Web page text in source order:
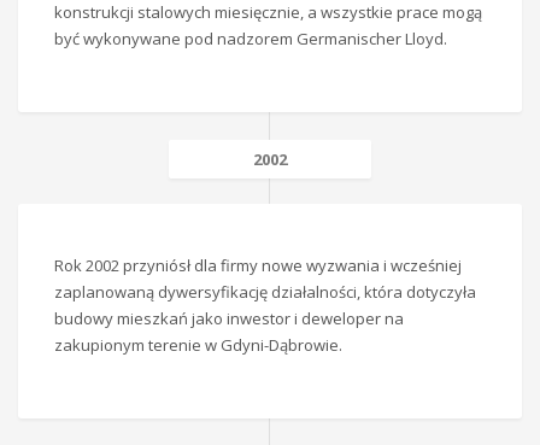
konstrukcji stalowych miesięcznie, a wszystkie prace mogą
być wykonywane pod nadzorem Germanischer Lloyd.
2002
Rok 2002 przyniósł dla firmy nowe wyzwania i wcześniej
zaplanowaną dywersyfikację działalności, która dotyczyła
budowy mieszkań jako inwestor i deweloper na
zakupionym terenie w Gdyni-Dąbrowie.